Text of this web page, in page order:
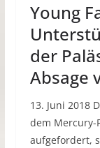
Young
der
Absage
13. Juni 2018
dem Mercury-
aufgefordert,